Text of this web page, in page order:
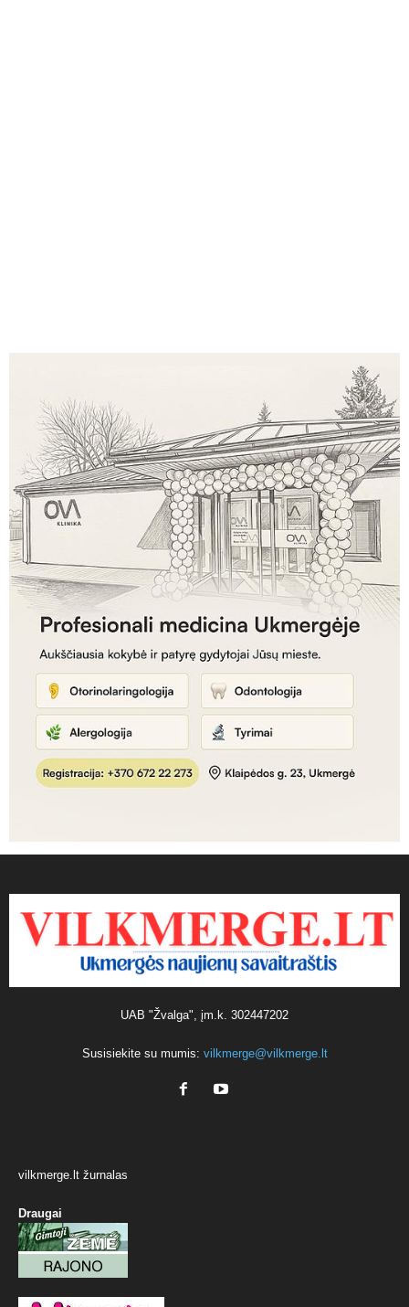
UAB "Žvalga", įm.k. 302447202
Susisiekite su mumis: vilkmerge@vilkmerge.lt
vilkmerge.lt žurnalas
Draugai